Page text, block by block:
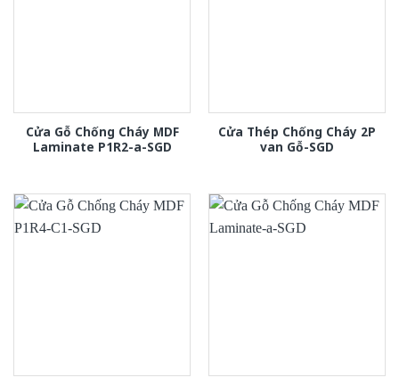
Cửa Gỗ Chống Cháy MDF
Laminate P1R2-a-SGD
Cửa Thép Chống Cháy 2P
van Gỗ-SGD